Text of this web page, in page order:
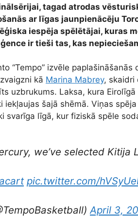
tagad atrodas
ar līgas jaunpienācēju
iespēja spēlētājai, kuras
ir tieši tas, kas
“Tempo” izvēle
kā Marina Mabrey, skaidri
uzbrukums. Laksa, kura
iekļaujas šajā shēmā. Viņas
svarīga līgā, kur fiziskā spēle
we’ve selected Kitija
pic.twitter.com/
April 3,